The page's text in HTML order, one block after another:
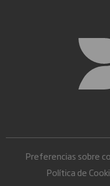
Preferencias sobre
Política de